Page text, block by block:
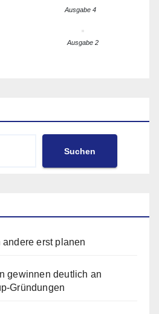
Ausgabe 4
Ausgabe 2
Suchen
erst planen
gewinnen deutlich an
Gründungen